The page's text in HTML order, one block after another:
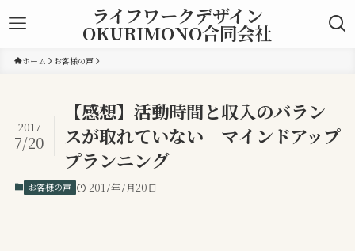
ライフワークデザイン
OKURIMONO合同会社
ホーム お客様の声
【感想】活動時間と収入のバラン
スが取れていない マインドアップ
プランニング
2017
7/20
お客様の声 2017年7月20日